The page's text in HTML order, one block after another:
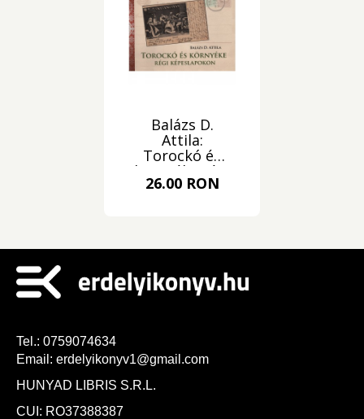
Balázs D.
Attila:
Torockó és
környéke régi
képeslapokon
26.00 RON
Tel.: 0759074634
Email: erdelyikonyv1@gmail.com
HUNYAD LIBRIS S.R.L.
CUI: RO37388387